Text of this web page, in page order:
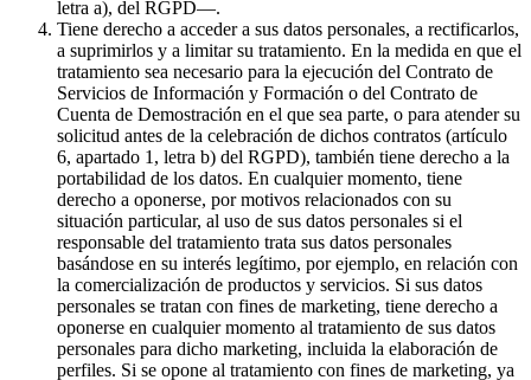
letra a), del RGPD—.
Tiene derecho a acceder a sus datos personales, a rectificarlos,
a suprimirlos y a limitar su tratamiento. En la medida en que el
tratamiento sea necesario para la ejecución del Contrato de
Servicios de Información y Formación o del Contrato de
Cuenta de Demostración en el que sea parte, o para atender su
solicitud antes de la celebración de dichos contratos (artículo
6, apartado 1, letra b) del RGPD), también tiene derecho a la
portabilidad de los datos. En cualquier momento, tiene
derecho a oponerse, por motivos relacionados con su
situación particular, al uso de sus datos personales si el
responsable del tratamiento trata sus datos personales
basándose en su interés legítimo, por ejemplo, en relación con
la comercialización de productos y servicios. Si sus datos
personales se tratan con fines de marketing, tiene derecho a
oponerse en cualquier momento al tratamiento de sus datos
personales para dicho marketing, incluida la elaboración de
perfiles. Si se opone al tratamiento con fines de marketing, ya